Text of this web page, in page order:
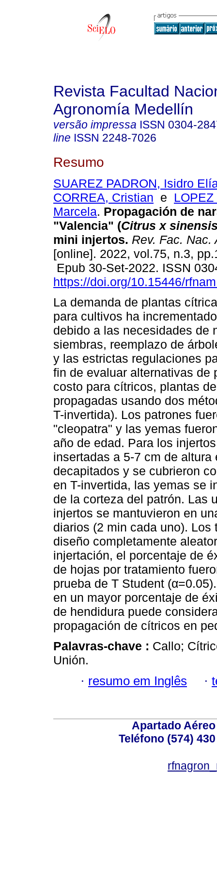
Revista Facultad
Agronomía Medellín
versão impressa ISSN 0304-
line ISSN 2248-7026
Resumo
SUAREZ PADRON, Isidro
CORREA, Cristian e
Marcela. Propagación de
"Valencia" (Citrus x
mini injertos. Rev. Fac. Nac.
[online]. 2022, vol.75, n.3,
Epub 30-Set-2022. ISSN
https://doi.org/10.15446/
La demanda de plantas
para cultivos ha
debido a las necesidades de
siembras, reemplazo de
y las estrictas regulaciones
fin de evaluar alternativas de
costo para cítricos, plantas
propagadas usando dos
T-invertida). Los patrones
"cleopatra" y las yemas
año de edad. Para los
insertadas a 5-7 cm de
decapitados y se cubrieron
en T-invertida, las yemas se
de la corteza del patrón. Las
injertos se mantuvieron en
diarios (2 min cada uno).
diseño completamente
injertación, el porcentaje de
de hojas por tratamiento
prueba de T Student
en un mayor porcentaje de
de hendidura puede
propagación de cítricos en
Palavras-chave : Callo;
Unión.
· resumo em Inglês ·
Apartado
Teléfono (574)